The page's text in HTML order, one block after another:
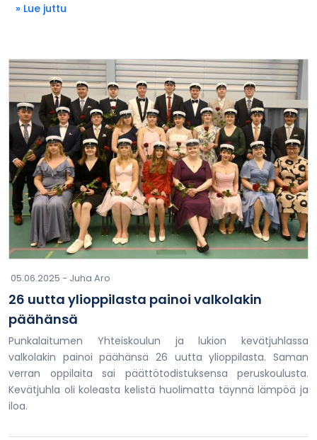
» Lue juttu
05.06.2025 - Juha Aro
26 uutta ylioppilasta painoi valkolakin
päähänsä
Punkalaitumen Yhteiskoulun ja lukion kevätjuhlassa
valkolakin painoi päähänsä 26 uutta ylioppilasta. Saman
verran oppilaita sai päättötodistuksensa peruskoulusta.
Kevätjuhla oli koleasta kelistä huolimatta täynnä lämpöä ja
iloa.